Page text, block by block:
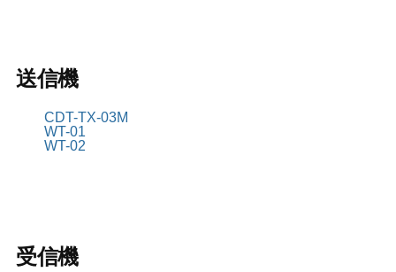
送信機
CDT-TX-03M
WT-01
WT-02
受信機